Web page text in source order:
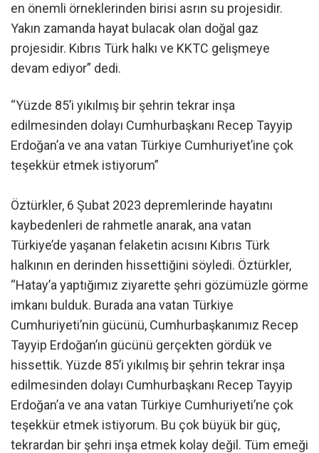
en önemli örneklerinden birisi asrın su projesidir.
Yakın zamanda hayat bulacak olan doğal gaz
projesidir. Kıbrıs Türk halkı ve KKTC gelişmeye
devam ediyor” dedi.
“Yüzde 85’i yıkılmış bir şehrin tekrar inşa
edilmesinden dolayı Cumhurbaşkanı Recep Tayyip
Erdoğan’a ve ana vatan Türkiye Cumhuriyet’ine çok
teşekkür etmek istiyorum”
Öztürkler, 6 Şubat 2023 depremlerinde hayatını
kaybedenleri de rahmetle anarak, ana vatan
Türkiye’de yaşanan felaketin acısını Kıbrıs Türk
halkının en derinden hissettiğini söyledi. Öztürkler,
“Hatay’a yaptığımız ziyarette şehri gözümüzle görme
imkanı bulduk. Burada ana vatan Türkiye
Cumhuriyeti’nin gücünü, Cumhurbaşkanımız Recep
Tayyip Erdoğan’ın gücünü gerçekten gördük ve
hissettik. Yüzde 85’i yıkılmış bir şehrin tekrar inşa
edilmesinden dolayı Cumhurbaşkanı Recep Tayyip
Erdoğan’a ve ana vatan Türkiye Cumhuriyeti’ne çok
teşekkür etmek istiyorum. Bu çok büyük bir güç,
tekrardan bir şehri inşa etmek kolay değil. Tüm emeği